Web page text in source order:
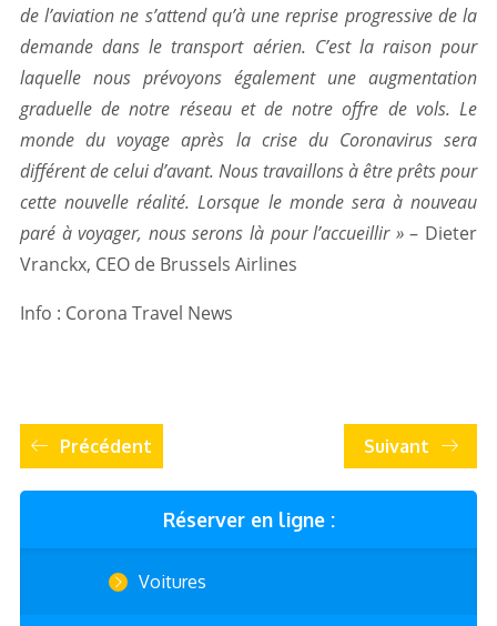
Réserver en ligne :
Voitures
de l’aviation ne s’attend qu’à une reprise progressive de la
demande dans le transport aérien. C’est la raison pour
laquelle nous prévoyons également une augmentation
graduelle de notre réseau et de notre offre de vols. Le
monde du voyage après la crise du Coronavirus sera
différent de celui d’avant. Nous travaillons à être prêts pour
cette nouvelle réalité. Lorsque le monde sera à nouveau
paré à voyager, nous serons là pour l’accueillir »– Dieter
Vranckx, CEO de Brussels Airlines
Info : Corona Travel News
Précédent Suivant